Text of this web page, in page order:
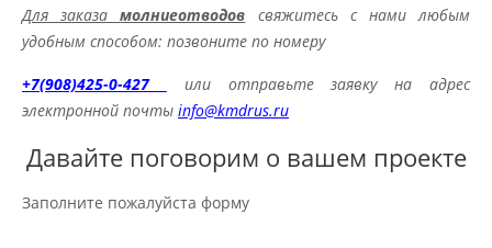
Для заказамолниеотводов
свяжитесь с нами любым
удобным способом: позвоните по номеру
+7(908)425-0-427
или отправьте заявку на адрес
электронной почты info@kmdrus.ru
Давайте поговорим о вашем проекте
Заполните пожалуйста форму